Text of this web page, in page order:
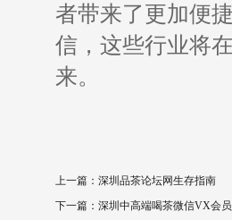
者带来了更加便
信，这些行业将
来。
上一篇： 深圳品茶论坛网生存指南
下一篇： 深圳中高端喝茶微信VX会